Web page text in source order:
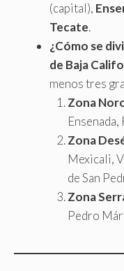
(capital),
Tecate.
¿Cómo se
de Baja
menos tres
Zona
Zona
Mexicali,
de San
Zona
Pedro